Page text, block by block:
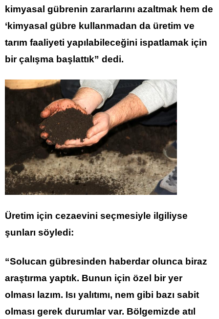
kimyasal gübrenin zararlarını azaltmak hem de
‘kimyasal gübre kullanmadan da üretim ve
tarım faaliyeti yapılabileceğini ispatlamak için
bir çalışma başlattık” dedi.
Üretim için cezaevini seçmesiyle ilgiliyse
şunları söyledi:
“Solucan gübresinden haberdar olunca biraz
araştırma yaptık. Bunun için özel bir yer
olması lazım. Isı yalıtımı, nem gibi bazı sabit
olması gerek durumlar var. Bölgemizde atıl